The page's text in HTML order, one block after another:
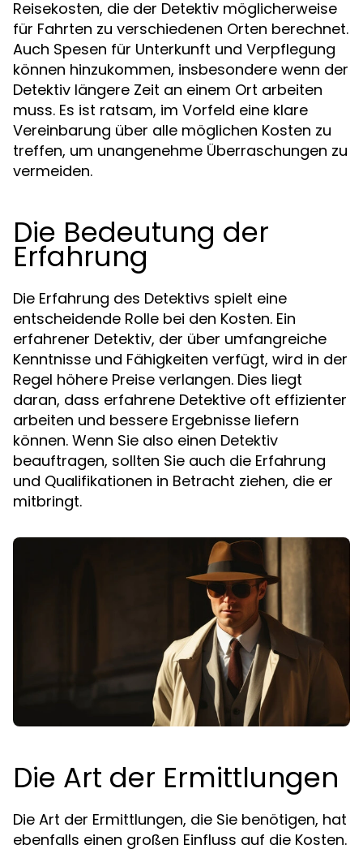
Reisekosten, die der Detektiv möglicherweise
für Fahrten zu verschiedenen Orten berechnet.
Auch Spesen für Unterkunft und Verpflegung
können hinzukommen, insbesondere wenn der
Detektiv längere Zeit an einem Ort arbeiten
muss. Es ist ratsam, im Vorfeld eine klare
Vereinbarung über alle möglichen Kosten zu
treffen, um unangenehme Überraschungen zu
vermeiden.
Die Bedeutung der
Erfahrung
Die Erfahrung des Detektivs spielt eine
entscheidende Rolle bei den Kosten. Ein
erfahrener Detektiv, der über umfangreiche
Kenntnisse und Fähigkeiten verfügt, wird in der
Regel höhere Preise verlangen. Dies liegt
daran, dass erfahrene Detektive oft effizienter
arbeiten und bessere Ergebnisse liefern
können. Wenn Sie also einen Detektiv
beauftragen, sollten Sie auch die Erfahrung
und Qualifikationen in Betracht ziehen, die er
mitbringt.
Die Art der Ermittlungen
Die Art der Ermittlungen, die Sie benötigen, hat
ebenfalls einen großen Einfluss auf die Kosten.